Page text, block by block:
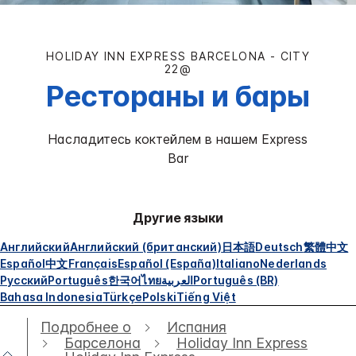
HOLIDAY INN EXPRESS BARCELONA - CITY
22@
Рестораны и бары
Насладитесь коктейлем в нашем Express
Bar
Другие языки
АнглийскийАнглийский (британский)日本語Deutsch繁體中文
Español中文FrançaisEspañol (España)ItalianoNederlands
РусскийPortuguês한국어ไทยالعربيةPortuguês (BR)
Bahasa IndonesiaTürkçePolskiTiếng Việt
Подробнее о
Испания
Барселона
Holiday Inn Express